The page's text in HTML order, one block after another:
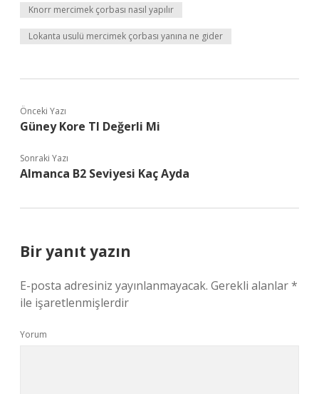
Knorr mercimek çorbası nasıl yapılır
Lokanta usulü mercimek çorbası yanına ne gider
Önceki Yazı
Güney Kore Tl Değerli Mi
Sonraki Yazı
Almanca B2 Seviyesi Kaç Ayda
Bir yanıt yazın
E-posta adresiniz yayınlanmayacak. Gerekli alanlar*
ile işaretlenmişlerdir
Yorum